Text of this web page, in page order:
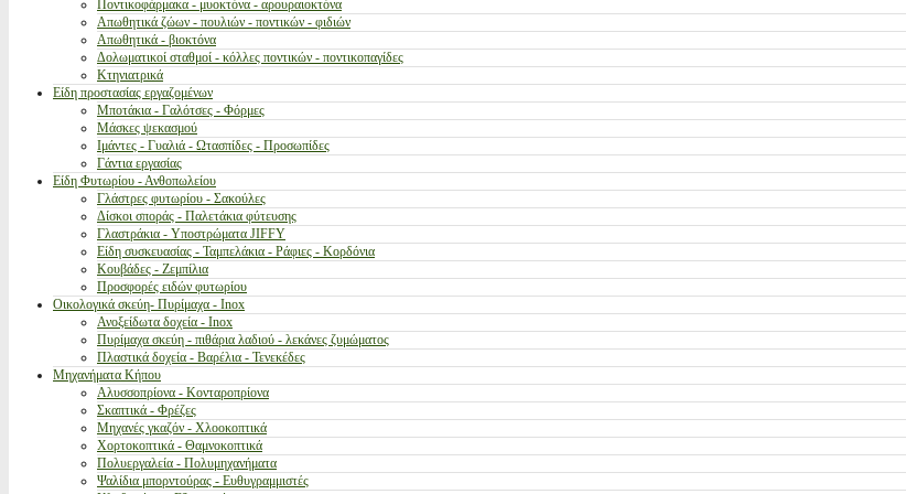
Ποντικοφάρμακα - μυοκτόνα - αρουραιοκτόνα
Απωθητικά ζώων - πουλιών - ποντικών - φιδιών
Απωθητικά - βιοκτόνα
Δολωματικοί σταθμοί - κόλλες ποντικών - ποντικοπαγίδες
Κτηνιατρικά
Είδη προστασίας εργαζομένων
Μποτάκια - Γαλότσες - Φόρμες
Μάσκες ψεκασμού
Ιμάντες - Γυαλιά - Ωτασπίδες - Προσωπίδες
Γάντια εργασίας
Είδη Φυτωρίου - Ανθοπωλείου
Γλάστρες φυτωρίου - Σακούλες
Δίσκοι σποράς - Παλετάκια φύτευσης
Γλαστράκια - Υποστρώματα JIFFY
Είδη συσκευασίας - Ταμπελάκια - Ράφιες - Κορδόνια
Κουβάδες - Ζεμπίλια
Προσφορές ειδών φυτωρίου
Οικολογικά σκεύη- Πυρίμαχα - Inox
Ανοξείδωτα δοχεία - Inox
Πυρίμαχα σκεύη - πιθάρια λαδιού - λεκάνες ζυμώματος
Πλαστικά δοχεία - Βαρέλια - Τενεκέδες
Μηχανήματα Κήπου
Αλυσσοπρίονα - Κονταροπρίονα
Σκαπτικά - Φρέζες
Μηχανές γκαζόν - Χλοοκοπτικά
Χορτοκοπτικά - Θαμνοκοπτικά
Πολυεργαλεία - Πολυμηχανήματα
Ψαλίδια μπορντούρας - Ευθυγραμμιστές